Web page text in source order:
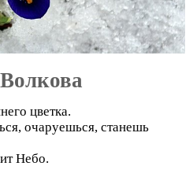
цветка.
очаруешься, станешь
Небо.